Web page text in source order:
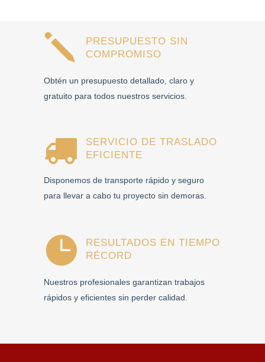
PRESUPUESTO SIN
COMPROMISO
Obtén un presupuesto detallado, claro y
gratuito para todos nuestros servicios.
SERVICIO DE TRASLADO
EFICIENTE
Disponemos de transporte rápido y seguro
para llevar a cabo tu proyecto sin demoras.
RESULTADOS EN TIEMPO
RÉCORD
Nuestros profesionales garantizan trabajos
rápidos y eficientes sin perder calidad.